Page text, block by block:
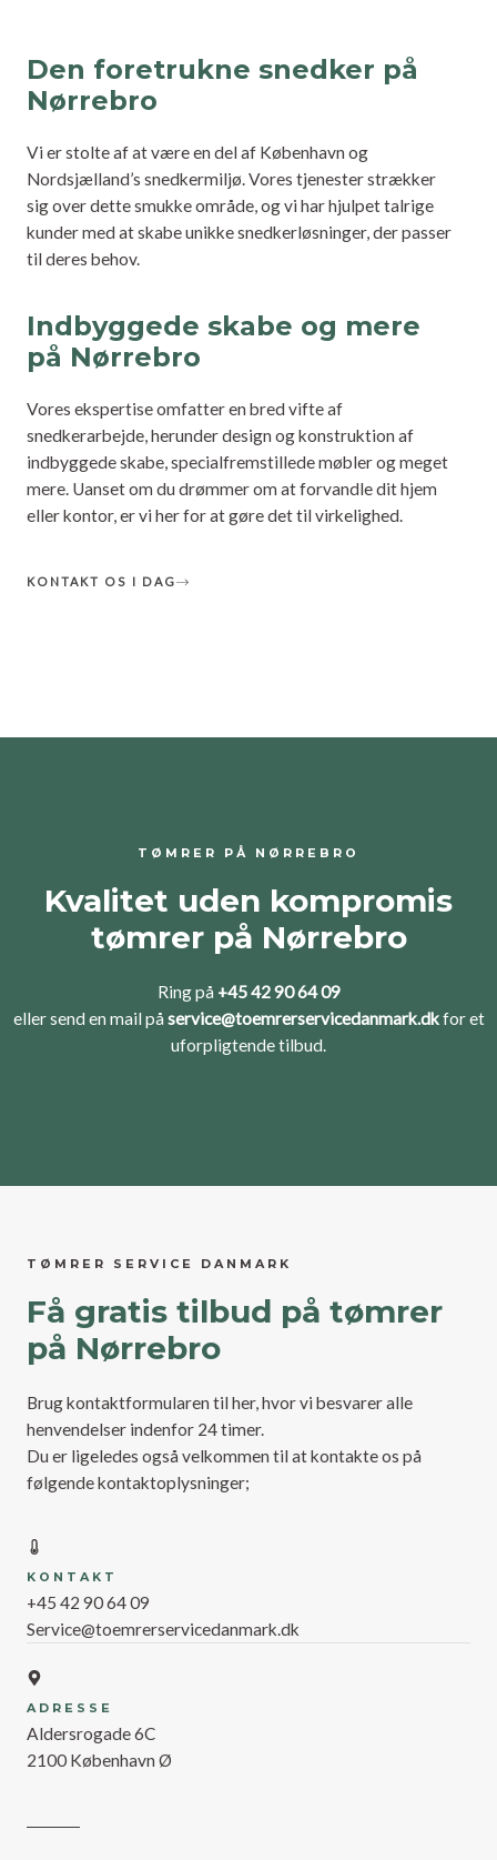
Den foretrukne snedker på
Nørrebro
Vi er stolte af at være en del af København og
Nordsjælland’s snedkermiljø. Vores tjenester strækker
sig over dette smukke område, og vi har hjulpet talrige
kunder med at skabe unikke snedkerløsninger, der passer
til deres behov.
Indbyggede skabe og mere
på Nørrebro
Vores ekspertise omfatter en bred vifte af
snedkerarbejde, herunder design og konstruktion af
indbyggede skabe, specialfremstillede møbler og meget
mere. Uanset om du drømmer om at forvandle dit hjem
eller kontor, er vi her for at gøre det til virkelighed.
KONTAKT OS I DAG
TØMRER PÅ NØRREBRO
Kvalitet uden kompromis
tømrer på Nørrebro
Ring på +45 42 90 64 09
eller send en mail på service@toemrerservicedanmark.dkfor et
uforpligtende tilbud.
TØMRER SERVICE DANMARK
Få gratis tilbud på tømrer
på Nørrebro
Brug kontaktformularen til her, hvor vi besvarer alle
henvendelser indenfor 24 timer.
Du er ligeledes også velkommen til at kontakte os på
følgende kontaktoplysninger;
KONTAKT
+45 42 90 64 09
Service@toemrerservicedanmark.dk
ADRESSE
Aldersrogade 6C
2100 København Ø